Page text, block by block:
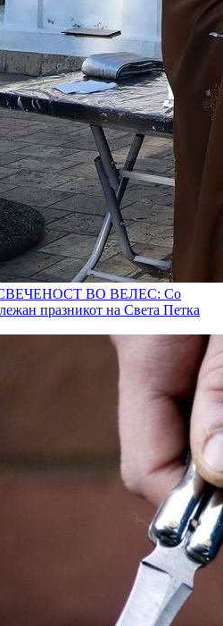
ВО ВЕЛЕС: Со
празникот на Света Петка